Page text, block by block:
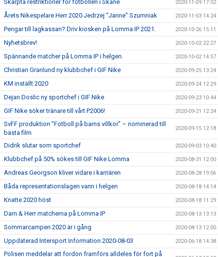
Skärpta restriktioner för fotbollen i Skåne 2020-11-09 17:02
Årets Nikespelare Herr 2020 Jedrzej "Janne" Szumniak 2020-11-03 14:24
Pengar till lagkassan? Driv kiosken på Lomma IP 2021. 2020-10-26 15:11
Nyhetsbrev! 2020-10-02 22:27
Spännande matcher på Lomma IP i helgen. 2020-10-02 14:57
Christian Granlund ny klubbchef i GIF Nike 2020-09-25 13:24
KM inställt 2020 2020-09-24 12:29
Dejan Doslic ny sportchef i GIF Nike 2020-09-23 10:44
GIF Nike söker tränare till vårt P2006! 2020-09-21 12:24
SvFF produktion ”Fotboll på barns villkor” – nominerad till
bästa film
2020-09-15 12:18
Didrik slutar som sportchef 2020-09-03 10:40
Klubbchef på 50% sökes till GIF Nike Lomma 2020-08-31 12:00
Andreas Georgson kliver vidare i karriären 2020-08-28 19:06
Båda representationslagen vann i helgen 2020-08-18 14:14
Knatte 2020 höst 2020-08-18 11:29
Dam & Herr matcherna på Lomma IP 2020-08-13 13:13
Sommarcampen 2020 är i gång 2020-08-13 12:00
Uppdaterad Intersport Information 2020-08-03 2020-06-18 14:38
Polisen meddelar att fordon framförs alldeles för fort på